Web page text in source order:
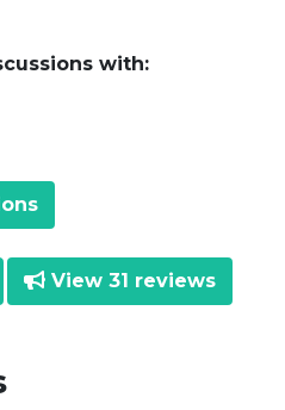
with:
View 31 reviews